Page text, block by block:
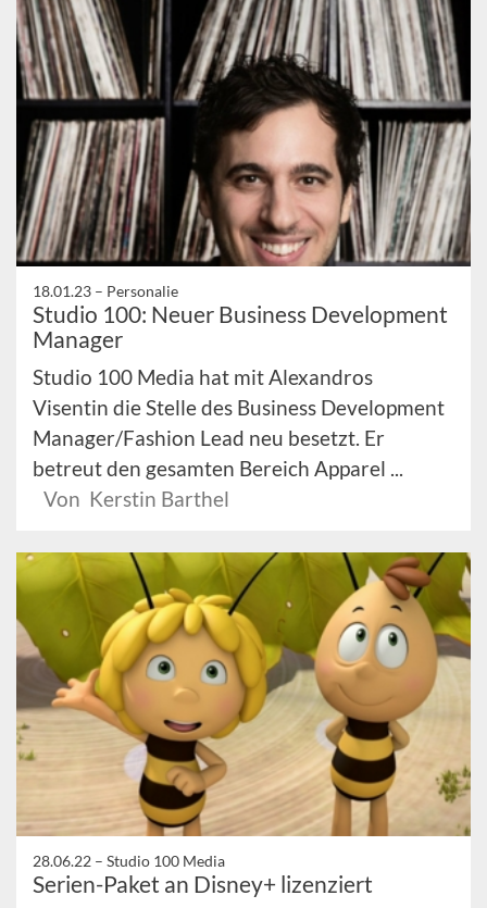
18.01.23 – Personalie
Studio 100: Neuer Business Development
Manager
Studio 100 Media hat mit Alexandros
Visentin die Stelle des Business Development
Manager/Fashion Lead neu besetzt. Er
betreut den gesamten Bereich Apparel ...
Von Kerstin Barthel
28.06.22 – Studio 100 Media
Serien-Paket an Disney+ lizenziert